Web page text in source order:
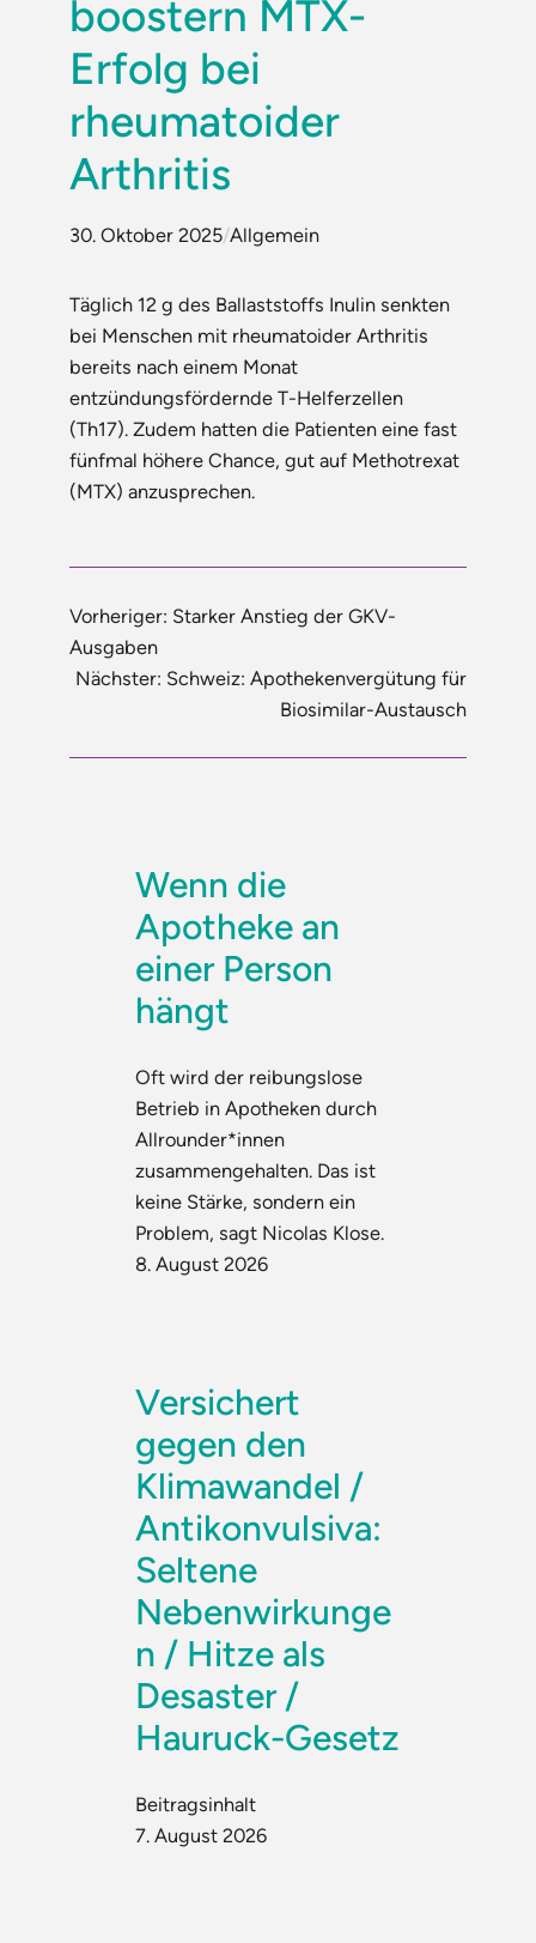
boostern MTX-
Erfolg bei
rheumatoider
Arthritis
30. Oktober 2025/Allgemein
Täglich 12 g des Ballaststoffs Inulin senkten
bei Menschen mit rheumatoider Arthritis
bereits nach einem Monat
entzündungsfördernde T-Helferzellen
(Th17). Zudem hatten die Patienten eine fast
fünfmal höhere Chance, gut auf Methotrexat
(MTX) anzusprechen.
Vorheriger: Starker Anstieg der GKV-
Ausgaben
Nächster: Schweiz: Apothekenvergütung für
Biosimilar-Austausch
Wenn die
Apotheke an
einer Person
hängt
Oft wird der reibungslose
Betrieb in Apotheken durch
Allrounder*innen
zusammengehalten. Das ist
keine Stärke, sondern ein
Problem, sagt Nicolas Klose.
8. August 2026
Versichert
gegen den
Klimawandel /
Antikonvulsiva:
Seltene
Nebenwirkunge
n / Hitze als
Desaster /
Hauruck-Gesetz
Beitragsinhalt
7. August 2026